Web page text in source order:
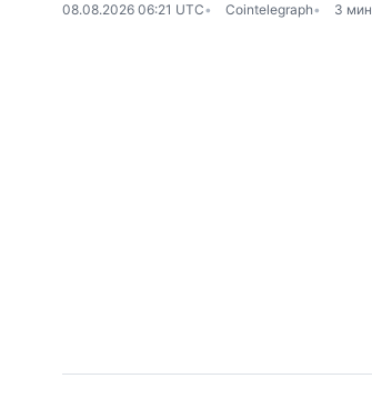
08.08.2026 06:21 UTC Cointelegraph 3 мин